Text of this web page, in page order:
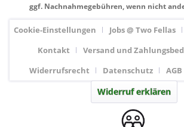
ggf. Nachnahmegebühren, wenn nicht
Cookie-Einstellungen Jobs @ Two Fellas
Kontakt
Versand und
Widerrufsrecht
Datenschutz AGB
Widerruf erklären